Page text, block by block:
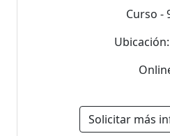
Curso -
Solicitar más